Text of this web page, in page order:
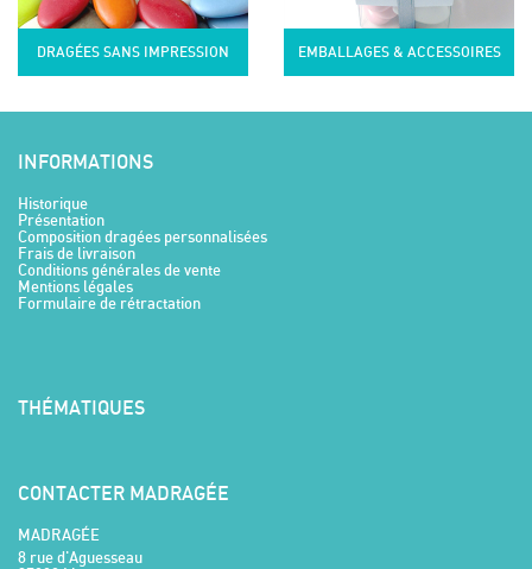
DRAGÉES SANS IMPRESSION EMBALLAGES & ACCESSOIRES
INFORMATIONS
Historique
Présentation
Composition dragées personnalisées
Frais de livraison
Conditions générales de vente
Mentions légales
Formulaire de rétractation
THÉMATIQUES
CONTACTER MADRAGÉE
MADRAGÉE
8 rue d'Aguesseau